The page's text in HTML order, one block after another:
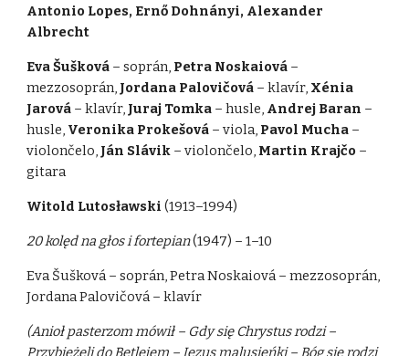
Antonio Lopes, Ernő Dohnányi, Alexander
Albrecht
Eva Šušková – soprán, Petra Noskaiová –
mezzosoprán, Jordana Palovičová – klavír, Xénia
Jarová – klavír, Juraj Tomka – husle, Andrej Baran –
husle, Veronika Prokešová – viola, Pavol Mucha –
violončelo, Ján Slávik – violončelo, Martin Krajčo –
gitara
Witold Lutosławski (1913–1994)
20 kolęd na głos i fortepian(1947) – 1–10
Eva Šušková – soprán, Petra Noskaiová – mezzosoprán,
Jordana Palovičová – klavír
(Anioł pasterzom mówił – Gdy się Chrystus rodzi –
Przybieżeli do Betlejem – Jezus malusieńki – Bóg się rodzi